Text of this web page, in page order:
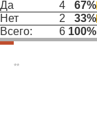
Да
4
67%
Нет
2
33%
Всего:
6 100%
**